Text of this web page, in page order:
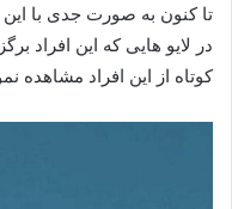
تا کنون به صورت جدی با
در لایو هایی که این افراد
کوتاه از این افراد مشاهده